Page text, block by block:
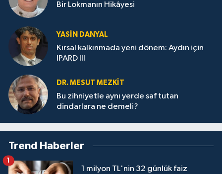
Bir Lokmanın Hikâyesi
YASIN DANYAL
Kırsal kalkınmada yeni dönem: Aydın için
IPARD III
DR. MESUT MEZKIT
Bu zihniyetle aynı yerde saf tutan
dindarlara ne demeli?
Trend Haberler
1 milyon TL'nin 32 günlük faiz
1